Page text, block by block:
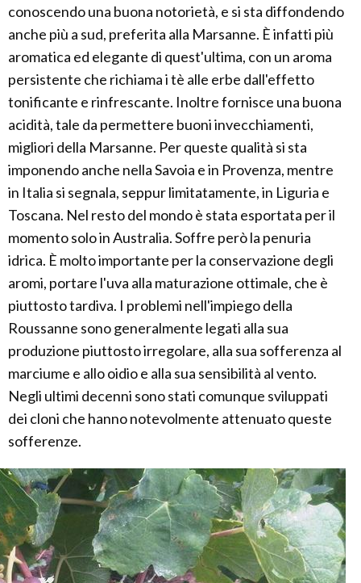
conoscendo una buona notorietà, e si sta diffondendo
anche più a sud, preferita alla Marsanne. È infatti più
aromatica ed elegante di quest'ultima, con un aroma
persistente che richiama i tè alle erbe dall'effetto
tonificante e rinfrescante. Inoltre fornisce una buona
acidità, tale da permettere buoni invecchiamenti,
migliori della Marsanne. Per queste qualità si sta
imponendo anche nella Savoia e in Provenza, mentre
in Italia si segnala, seppur limitatamente, in Liguria e
Toscana. Nel resto del mondo è stata esportata per il
momento solo in Australia. Soffre però la penuria
idrica. È molto importante per la conservazione degli
aromi, portare l'uva alla maturazione ottimale, che è
piuttosto tardiva. I problemi nell'impiego della
Roussanne sono generalmente legati alla sua
produzione piuttosto irregolare, alla sua sofferenza al
marciume e allo oidio e alla sua sensibilità al vento.
Negli ultimi decenni sono stati comunque sviluppati
dei cloni che hanno notevolmente attenuato queste
sofferenze.